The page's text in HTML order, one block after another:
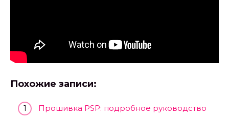
Похожие записи:
Прошивка PSP: подробное руководство